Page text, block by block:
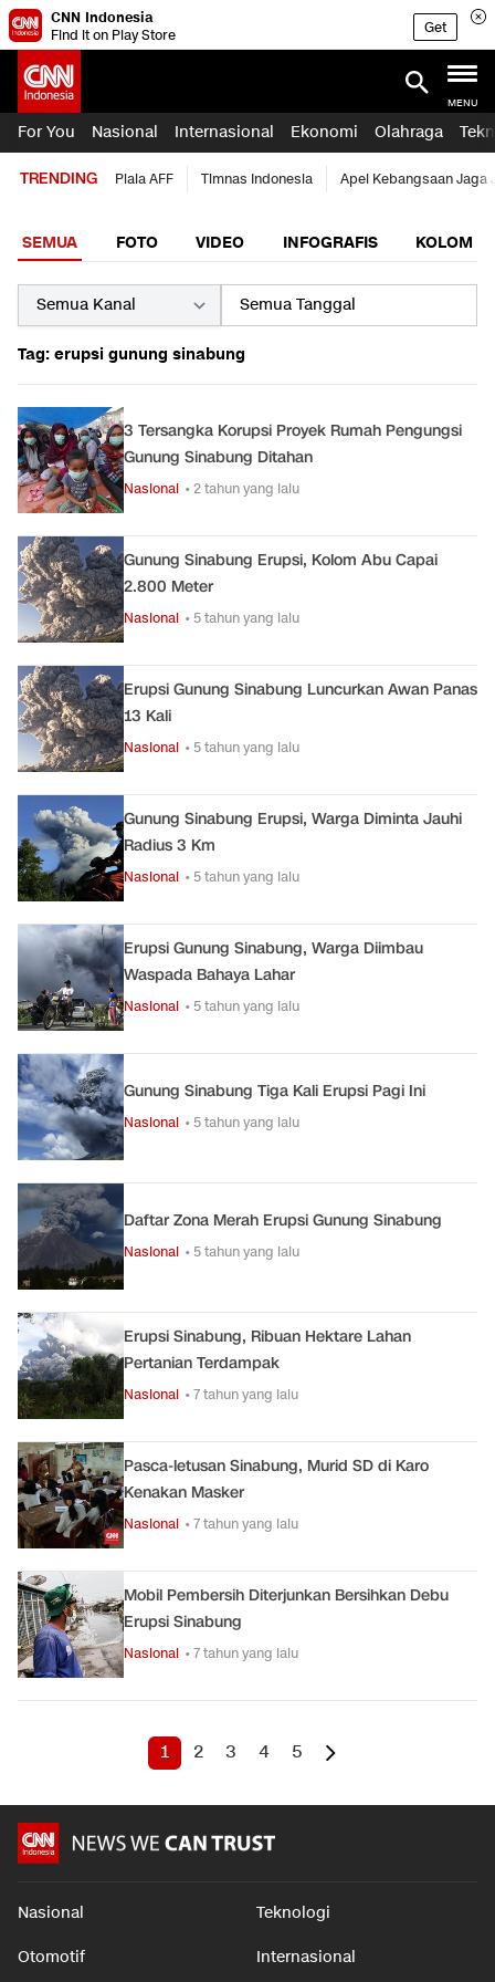
CNN Indonesia
Find it on Play Store
Get
MENU
For You Nasional Internasional Ekonomi Olahraga
TRENDING Piala AFF Timnas Indonesia Apel Kebangsaan Jaga
SEMUA FOTO VIDEO INFOGRAFIS KOLOM
Tag: erupsi gunung sinabung
3 Tersangka Korupsi Proyek Rumah Pengungsi
Gunung Sinabung Ditahan
Nasional • 2 tahun yang lalu
Gunung Sinabung Erupsi, Kolom Abu Capai
2.800 Meter
Nasional • 5 tahun yang lalu
Erupsi Gunung Sinabung Luncurkan Awan Panas
13 Kali
Nasional • 5 tahun yang lalu
Gunung Sinabung Erupsi, Warga Diminta Jauhi
Radius 3 Km
Nasional • 5 tahun yang lalu
Erupsi Gunung Sinabung, Warga Diimbau
Waspada Bahaya Lahar
Nasional • 5 tahun yang lalu
Gunung Sinabung Tiga Kali Erupsi Pagi Ini
Nasional • 5 tahun yang lalu
Daftar Zona Merah Erupsi Gunung Sinabung
Nasional • 5 tahun yang lalu
Erupsi Sinabung, Ribuan Hektare Lahan
Pertanian Terdampak
Nasional • 7 tahun yang lalu
Pasca-letusan Sinabung, Murid SD di Karo
Kenakan Masker
Nasional • 7 tahun yang lalu
Mobil Pembersih Diterjunkan Bersihkan Debu
Erupsi Sinabung
Nasional • 7 tahun yang lalu
1 2 3 4 5
Nasional Teknologi
Otomotif Internasional